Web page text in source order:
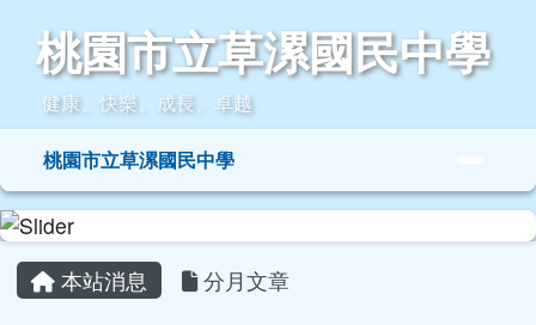
桃園市立草漯國民中學
桃園市立草漯國民中學
健康、快樂、成長、卓越
導覽列桃園市立草漯國民中學
主內容區域
本站消息 分月文章
頁尾區域